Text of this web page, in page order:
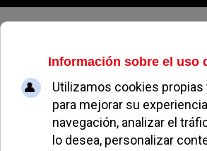
Jueves, 06 de agosto de
Empiezan a fallar los
recogida de basuras